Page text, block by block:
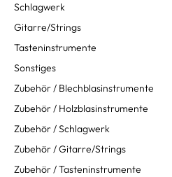
Schlagwerk
Gitarre/Strings
Tasteninstrumente
Sonstiges
Zubehör / Blechblasinstrumente
Zubehör / Holzblasinstrumente
Zubehör / Schlagwerk
Zubehör / Gitarre/Strings
Zubehör / Tasteninstrumente